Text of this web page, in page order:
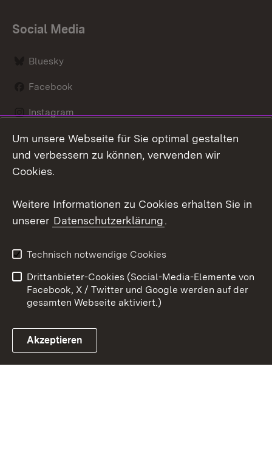
Social Media
Bluesky
Facebook
Instagram
LinkedIn
Link zum Landesportal
Datenschutz
Barrierefreiheit
Impressum
Cookies
Um unsere Webseite für Sie optimal gestalten
und verbessern zu können, verwenden wir
Cookies.
Weitere Informationen zu Cookies erhalten Sie in
unserer Datenschutzerklärung.
Technisch notwendige Cookies
Drittanbieter-Cookies (Social-Media-Elemente von
Facebook, X / Twitter und Google werden auf der
gesamten Webseite aktiviert.)
Akzeptieren